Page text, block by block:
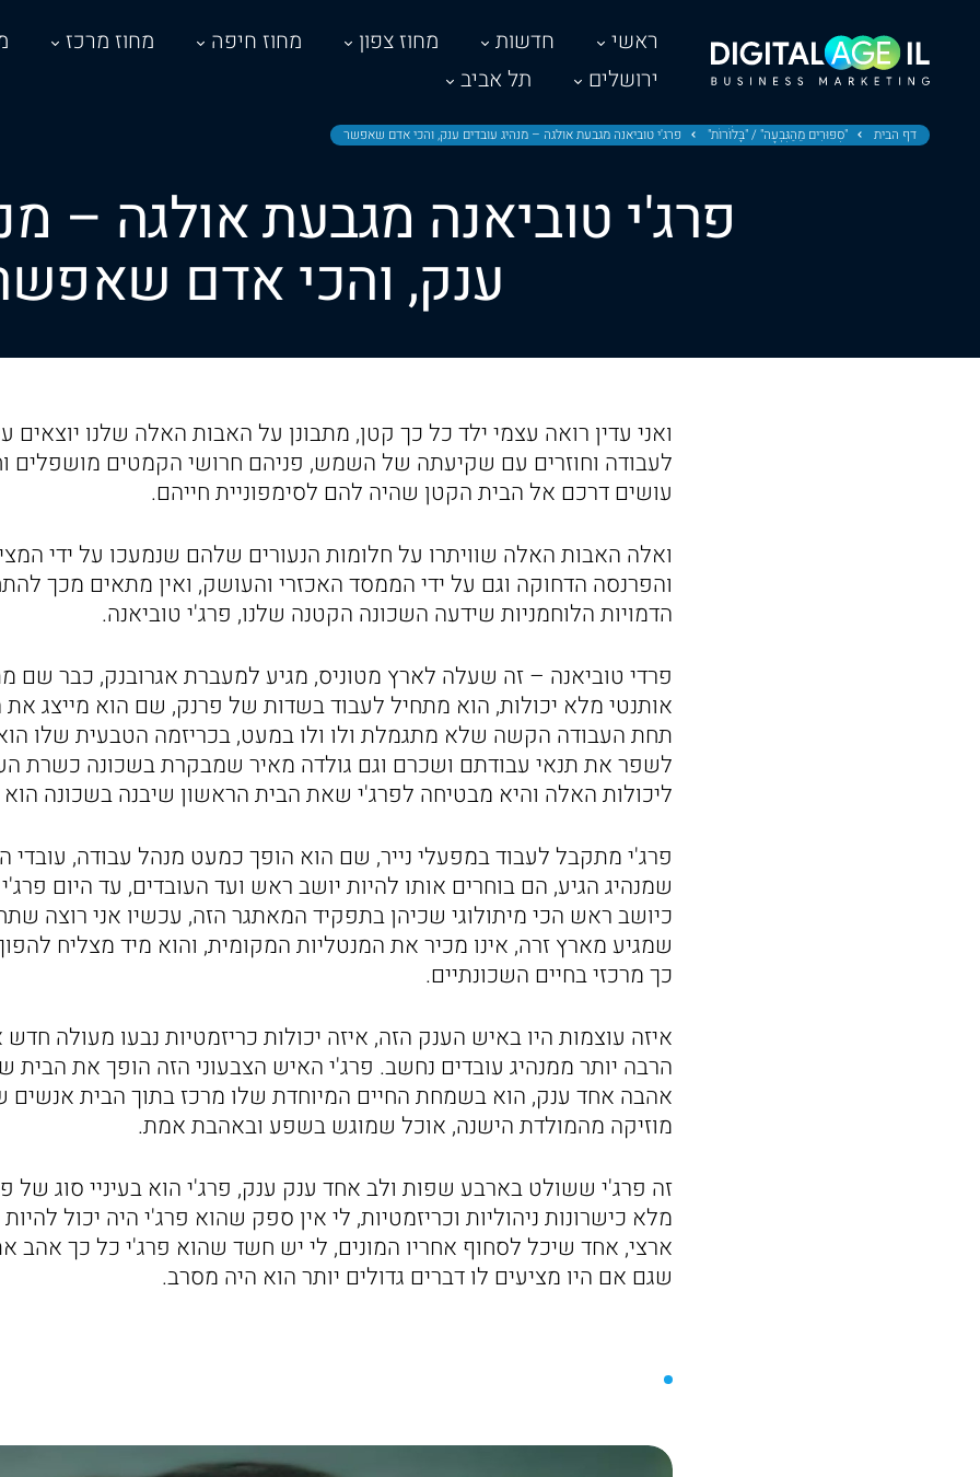
ראשי חדשות מחוז צפון מחוז חיפה מחוז מרכז
ירושלים
תל אביב
דף הבית "סִפּוּרִים מֵהַגִּבְעָה" / "בָּלֹוֹרוֹת" פרג'י טוביאנה מגבעת אולגה – מנהיג עובדים ענק, והכי אדם שאפשר
פרג'י טוביאנה מגבעת אולגה –
ענק, והכי אדם
ואני עדין רואה עצמי ילד כל כך קטן, מתבונן על האבות האלה שלנו יוצאים
לעבודה וחוזרים עם שקיעתה של השמש, פניהם חרושי הקמטים מושפלים
עושים דרכם אל הבית הקטן שהיה להם לסימפוניית חייהם.
ואלה האבות האלה שוויתרו על חלומות הנעורים שלהם שנמעכו על ידי
והפרנסה הדחוקה וגם על ידי הממסד האכזרי והעושק, ואין מתאים מכך
הדמויות הלוחמניות שידעה השכונה הקטנה שלנו, פרג'י טוביאנה.
פרדי טוביאנה – זה שעלה לארץ מטוניס, מגיע למעברת אגרובנק, כבר שם
אותנטי מלא יכולות, הוא מתחיל לעבוד בשדות של פרנק, שם הוא מייצג את
תחת העבודה הקשה שלא מתגמלת ולו ולו במעט, בכריזמה הטבעית שלו
לשפר את תנאי עבודתם ושכרם וגם גולדה מאיר שמבקרת בשכונה כשרת
ליכולות האלה והיא מבטיחה לפרג'י שאת הבית הראשון שיבנה בשכונה הוא
פרג'י מתקבל לעבוד במפעלי נייר, שם הוא הופך כמעט מנהל עבודה, עובדי
שמנהיג הגיע, הם בוחרים אותו להיות יושב ראש ועד העובדים, עד היום
כיושב ראש הכי מיתולוגי שכיהן בתפקיד המאתגר הזה, עכשיו אני רוצה
שמגיע מארץ זרה, אינו מכיר את המנטליות המקומית, והוא מיד מצליח
כך מרכזי בחיים השכונתיים.
איזה עוצמות היו באיש הענק הזה, איזה יכולות כריזמטיות נבעו מעולה
הרבה יותר ממנהיג עובדים נחשב. פרג'י האיש הצבעוני הזה הופך את הבית
אהבה אחד ענק, הוא בשמחת החיים המיוחדת שלו מרכז בתוך הבית
מוזיקה מהמולדת הישנה, אוכל שמוגש בשפע ובאהבת אמת.
זה פרג'י ששולט בארבע שפות ולב אחד ענק ענק, פרג'י הוא בעיניי סוג של
מלא כישרונות ניהוליות וכריזמטיות, לי אין ספק שהוא פרג'י היה יכול
ארצי, אחד שיכל לסחוף אחריו המונים, לי יש חשד שהוא פרג'י כל כך אהב
שגם אם היו מציעים לו דברים גדולים יותר הוא היה מסרב.